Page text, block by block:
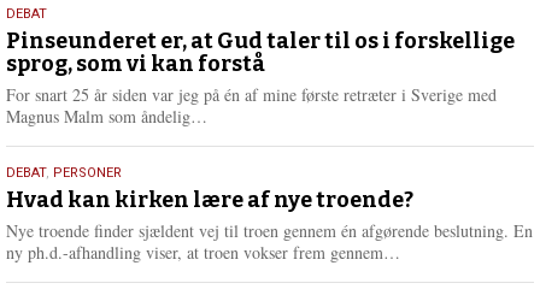
5.
august
2026
DEBAT
Pinseunderet er, at Gud taler til os i forskellige
sprog, som vi kan forstå
For snart 25 år siden var jeg på én af mine første retræter i Sverige med
Magnus Malm som åndelig…
e
e
25.
juli
2026
DEBAT, PERSONER
Hvad kan kirken lære af nye troende?
Nye troende finder sjældent vej til troen gennem én afgørende beslutning. En
ny ph.d.-afhandling viser, at troen vokser frem gennem…